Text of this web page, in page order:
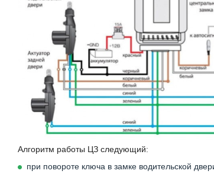
Алгоритм работы ЦЗ следующий:
при повороте ключа в замке водительской